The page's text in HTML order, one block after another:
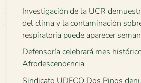
Investigación de la UCR
del clima y la contaminación
respiratoria puede aparecer
Defensoría celebrará mes
Afrodescendencia
Sindicato UDECO Dos Pinos